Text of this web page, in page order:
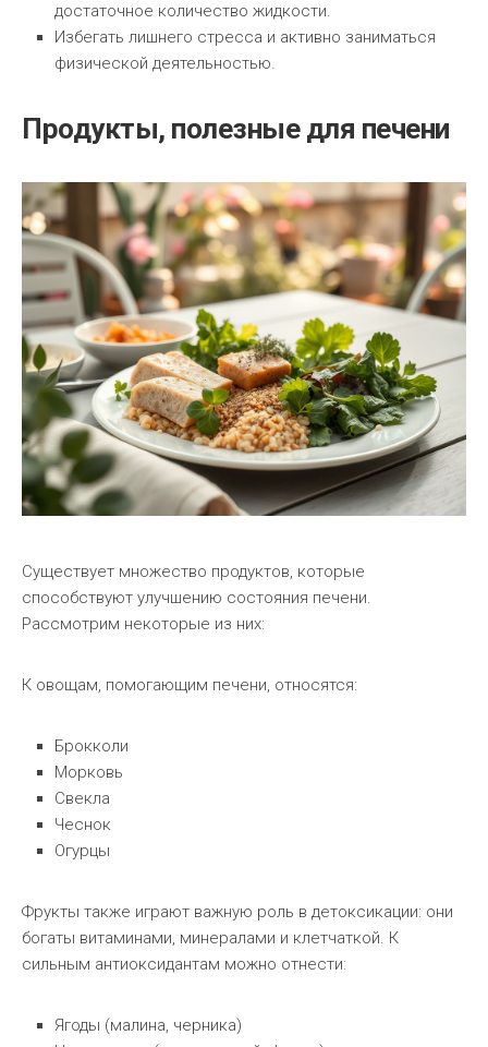
достаточное количество жидкости.
Избегать лишнего стресса и активно заниматься
физической деятельностью.
Продукты, полезные для печени
Существует множество продуктов, которые
способствуют улучшению состояния печени.
Рассмотрим некоторые из них:
К овощам, помогающим печени, относятся:
Брокколи
Морковь
Свекла
Чеснок
Огурцы
Фрукты также играют важную роль в детоксикации: они
богаты витаминами, минералами и клетчаткой. К
сильным антиоксидантам можно отнести:
Ягоды (малина, черника)